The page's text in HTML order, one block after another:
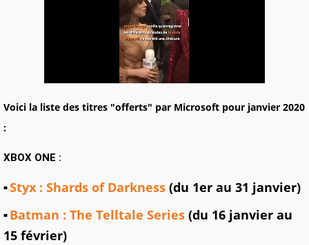
Voici la liste des titres "offerts" par Microsoft pour janvier 2020
:
XBOX ONE :
Styx : Shards of Darkness (du 1er au 31 janvier)
Batman : The Telltale Series (du 16 janvier au
15 février)